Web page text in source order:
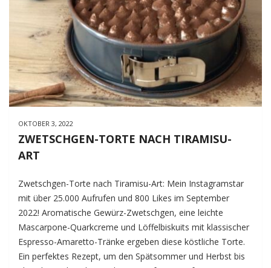
OKTOBER 3, 2022
ZWETSCHGEN-TORTE NACH TIRAMISU-
ART
Zwetschgen-Torte nach Tiramisu-Art: Mein Instagramstar
mit über 25.000 Aufrufen und 800 Likes im September
2022! Aromatische Gewürz-Zwetschgen, eine leichte
Mascarpone-Quarkcreme und Löffelbiskuits mit klassischer
Espresso-Amaretto-Tränke ergeben diese köstliche Torte.
Ein perfektes Rezept, um den Spätsommer und Herbst bis